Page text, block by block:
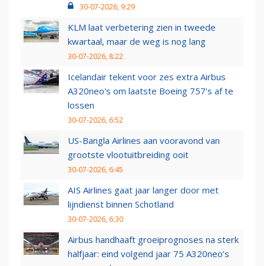
30-07-2026, 9:29
KLM laat verbetering zien in tweede
kwartaal, maar de weg is nog lang
30-07-2026, 8:22
Icelandair tekent voor zes extra Airbus
A320neo's om laatste Boeing 757's af te
lossen
30-07-2026, 6:52
US-Bangla Airlines aan vooravond van
grootste vlootuitbreiding ooit
30-07-2026, 6:45
AIS Airlines gaat jaar langer door met
lijndienst binnen Schotland
30-07-2026, 6:30
Airbus handhaaft groeiprognoses na sterk
halfjaar: eind volgend jaar 75 A320neo’s